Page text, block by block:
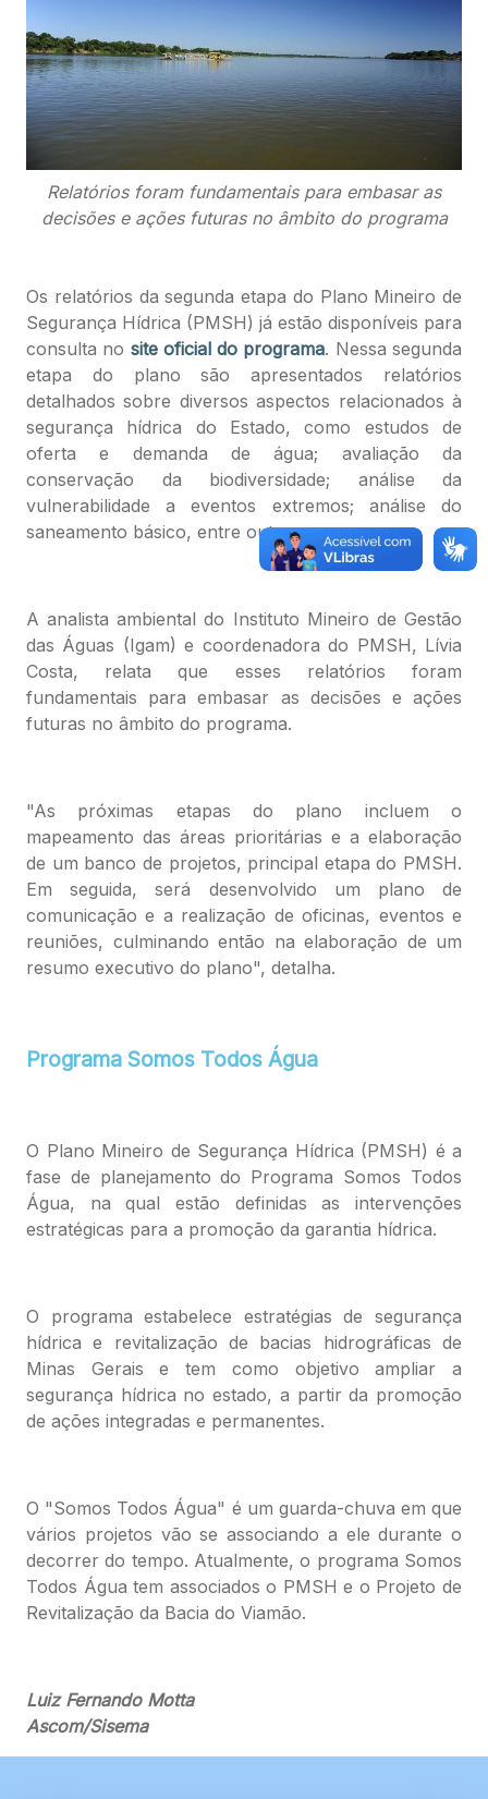
Relatórios foram fundamentais para embasar as
decisões e ações futuras no âmbito do programa
Os relatórios da segunda etapa do Plano Mineiro de
Segurança Hídrica (PMSH) já estão disponíveis para
consulta no site oficial do programa. Nessa segunda
etapa do plano são apresentados relatórios
detalhados sobre diversos aspectos relacionados à
segurança hídrica do Estado, como estudos de
oferta e demanda de água; avaliação da
conservação da biodiversidade; análise da
vulnerabilidade a eventos extremos; análise do
saneamento básico, entre outros.
A analista ambiental do Instituto Mineiro de Gestão
das Águas (Igam) e coordenadora do PMSH, Lívia
Costa, relata que esses relatórios foram
fundamentais para embasar as decisões e ações
futuras no âmbito do programa.
"As próximas etapas do plano incluem o
mapeamento das áreas prioritárias e a elaboração
de um banco de projetos, principal etapa do PMSH.
Em seguida, será desenvolvido um plano de
comunicação e a realização de oficinas, eventos e
reuniões, culminando então na elaboração de um
resumo executivo do plano", detalha.
Programa Somos Todos Água
O Plano Mineiro de Segurança Hídrica (PMSH) é a
fase de planejamento do Programa Somos Todos
Água, na qual estão definidas as intervenções
estratégicas para a promoção da garantia hídrica.
O programa estabelece estratégias de segurança
hídrica e revitalização de bacias hidrográficas de
Minas Gerais e tem como objetivo ampliar a
segurança hídrica no estado, a partir da promoção
de ações integradas e permanentes.
O "Somos Todos Água" é um guarda-chuva em que
vários projetos vão se associando a ele durante o
decorrer do tempo. Atualmente, o programa Somos
Todos Água tem associados o PMSH e o Projeto de
Revitalização da Bacia do Viamão.
Luiz Fernando Motta
Ascom/Sisema